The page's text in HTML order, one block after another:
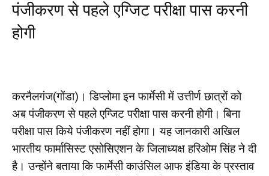
पंजीकरण से पहले एग्जिट परीक्षा पास करनी
होगी
करनैलगंज(गोंडा)। डिप्लोमा इन फार्मेसी में उत्तीर्ण छात्रों को
अब पंजीकरण से पहले एग्जिट परीक्षा पास करनी होगी। बिना
परीक्षा पास किये पंजीकरण नहीं होगा। यह जानकारी अखिल
भारतीय फार्मासिस्ट एसोसिएशन के जिलाध्यक्ष हरिओम सिंह ने दी
है। उन्होंने बताया कि फार्मेसी काउंसिल आफ इंडिया के प्रस्ताव